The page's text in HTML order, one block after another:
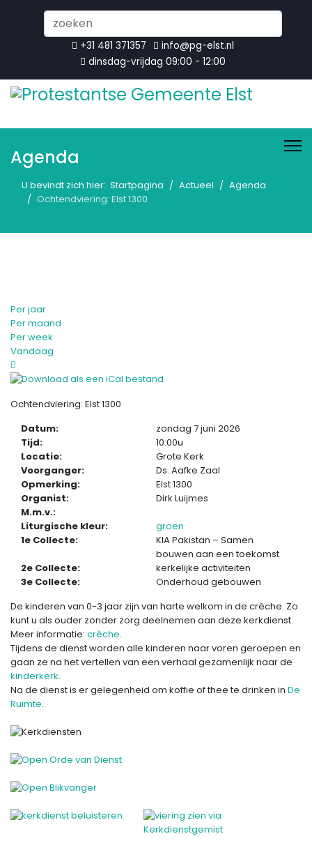
...
+31 481 371357
info@pg-elst.nl
dinsdag-vrijdag 09:00 - 12:00
Agenda
U bevindt zich hier: Startpagina Actueel
Agenda
Ochtendviering: Elst 1300
Per jaar
Per maand
Per week
Vandaag
Ochtendviering: Elst 1300
Datum:
zondag 7 juni 2026
Tijd:
10:00u
Locatie:
Grote Kerk
Voorganger:
Ds. Aafke Zaal
Opmerking:
Elst 1300
Organist:
Dirk Luijmes
M.m.v.:
Liturgische kleur:
groen
1e Collecte:
KIA Pakistan – Samen
bouwen aan een toekomst
2e Collecte:
kerkelijke activiteiten
3e Collecte:
Onderhoud gebouwen
De kinderen van 0-3 jaar zijn van harte welkom in de crèche. Zo
kunt u als ouder zonder zorg deelnemen aan deze kerkdienst.
Meer informatie: crèche.
Tijdens de dienst worden alle kinderen naar voren geroepen en
gaan ze na het vertellen van een verhaal gezamenlijk naar de
kinderkerk.
Na de dienst is er gelegenheid om koffie of thee te drinken in De
Ruimte.